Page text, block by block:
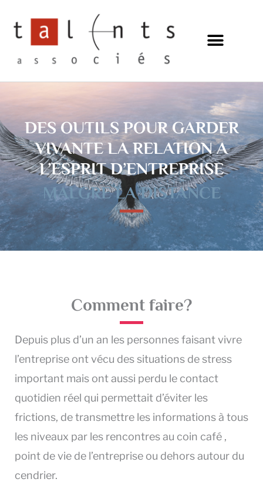
contenu
DES OUTILS POUR GARDER
VIVANTE LA RELATION A
L’ESPRIT D’ENTREPRISE
MALGRE LA DISTANCE
Comment faire?
Depuis plus d’un an les personnes faisant vivre
l’entreprise ont vécu des situations de stress
important mais ont aussi perdu le contact
quotidien réel qui permettait d’éviter les
frictions, de transmettre les informations à tous
les niveaux par les rencontres au coin café ,
point de vie de l’entreprise ou dehors autour du
cendrier.